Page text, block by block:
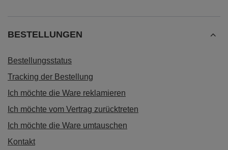
BESTELLUNGEN
Bestellungsstatus
Tracking der Bestellung
Ich möchte die Ware reklamieren
Ich möchte vom Vertrag zurücktreten
Ich möchte die Ware umtauschen
Kontakt